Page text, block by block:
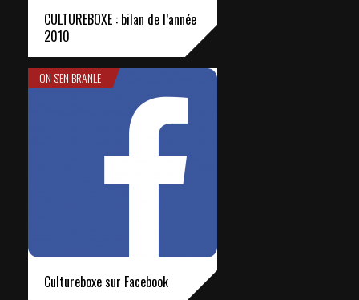
CULTUREBOXE : bilan de l’année
2010
ON S'EN BRANLE
Cultureboxe sur Facebook